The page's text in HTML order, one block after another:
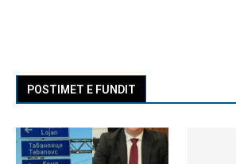
POSTIMET E FUNDIT